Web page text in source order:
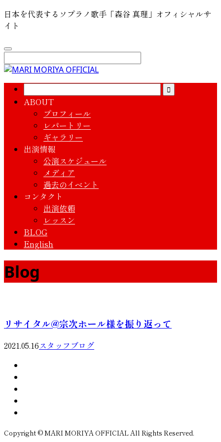
日本を代表するソプラノ歌手「森谷 真理」オフィシャルサ
イト
ABOUT
プロフィール
レパートリー
ギャラリー
出演情報
公演スケジュール
メディア
過去のイベント
コンタクト
出演依頼
レッスン
BLOG
English
Blog
リサイタル@宗次ホール様を振り返って
2021.05.16スタッフブログ
Copyright © MARI MORIYA OFFICIAL All Rights Reserved.